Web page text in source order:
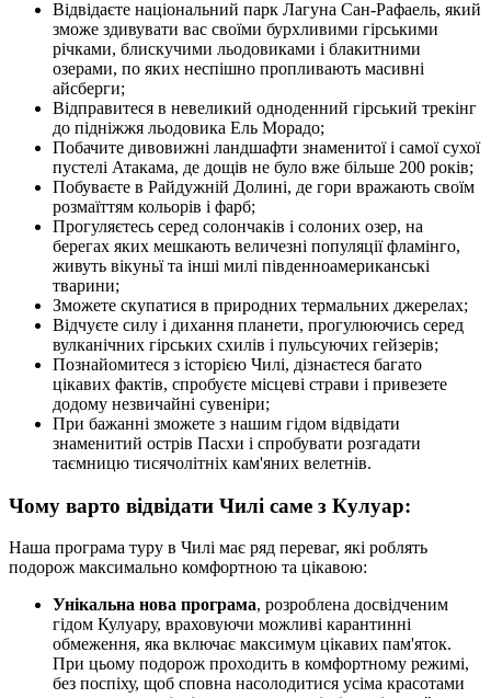
Відвідаєте національний парк Лагуна Сан-Рафаель, який
зможе здивувати вас своїми бурхливими гірськими
річками, блискучими льодовиками і блакитними
озерами, по яких неспішно пропливають масивні
айсберги;
Відправитеся в невеликий одноденний гірський трекінг
до підніжжя льодовика Ель Морадо;
Побачите дивовижні ландшафти знаменитої і самої сухої
пустелі Атакама, де дощів не було вже більше 200 років;
Побуваєте в Райдужній Долині, де гори вражають своїм
розмаїттям кольорів і фарб;
Прогуляєтесь серед солончаків і солоних озер, на
берегах яких мешкають величезні популяції фламінго,
живуть вікуньї та інші милі південноамериканські
тварини;
Зможете скупатися в природних термальних джерелах;
Відчуєте силу і дихання планети, прогулюючись серед
вулканічних гірських схилів і пульсуючих гейзерів;
Познайомитеся з історією Чилі, дізнаєтеся багато
цікавих фактів, спробуєте місцеві страви і привезете
додому незвичайні сувеніри;
При бажанні зможете з нашим гідом відвідати
знаменитий острів Пасхи і спробувати розгадати
таємницю тисячолітніх кам'яних велетнів.
Чому варто відвідати Чилі саме з Кулуар:
Наша програма туру в Чилі має ряд переваг, які роблять
подорож максимально комфортною та цікавою:
Унікальна нова програма, розроблена досвідченим
гідом Кулуару, враховуючи можливі карантинні
обмеження, яка включає максимум цікавих пам'яток.
При цьому подорож проходить в комфортному режимі,
без поспіху, щоб сповна насолодитися усіма красотами